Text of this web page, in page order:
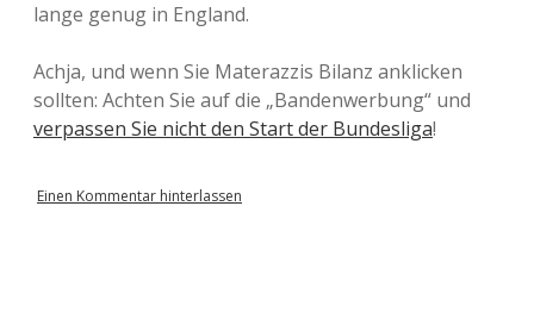
lange genug in England.
Achja, und wenn Sie Materazzis Bilanz anklicken
sollten: Achten Sie auf die „Bandenwerbung“ und
verpassen Sie nicht den Start der Bundesliga!
Einen Kommentar hinterlassen